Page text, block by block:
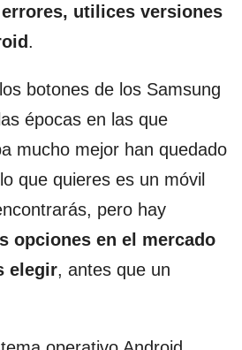
utilices versiones
.
botones de los Samsung
épocas en las que
mucho mejor han quedado
que quieres es un móvil
pero hay
opciones en el mercado
elegir, antes que un